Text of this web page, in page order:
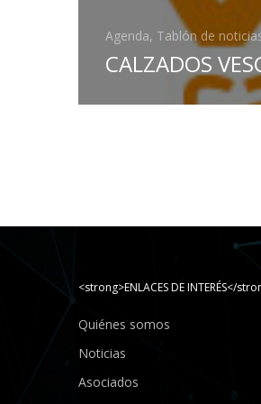
Agenda, Tablón de
CALZADOS
<strong>ENLACES DE INTERÉS</
Quiénes somos
Noticias
Asociados